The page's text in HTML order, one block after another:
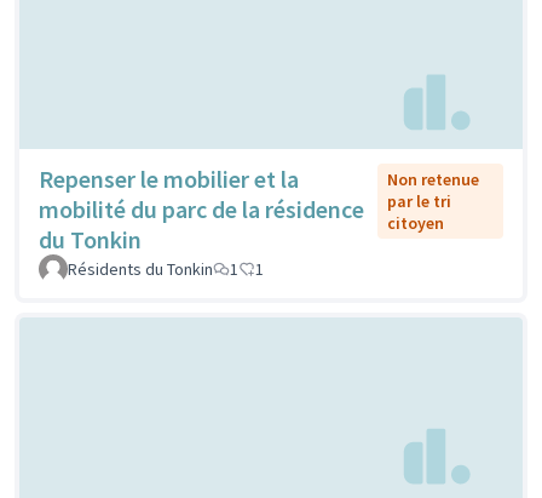
Repenser le mobilier et la
mobilité du parc de la résidence
du Tonkin
Non retenue
par le tri
citoyen
Résidents du Tonkin 1 1